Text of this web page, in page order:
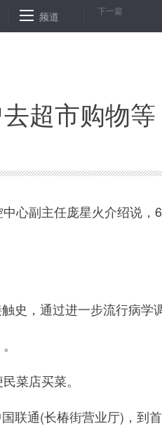
农业保险业务经营条件
频道 下一篇
超市购物等
心副主任庞星火介绍说，
，通过进一步流行病学
菜店买菜。
联通(长椿街营业厅)，到